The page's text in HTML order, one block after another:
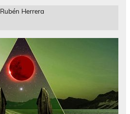
Rubén Herrera